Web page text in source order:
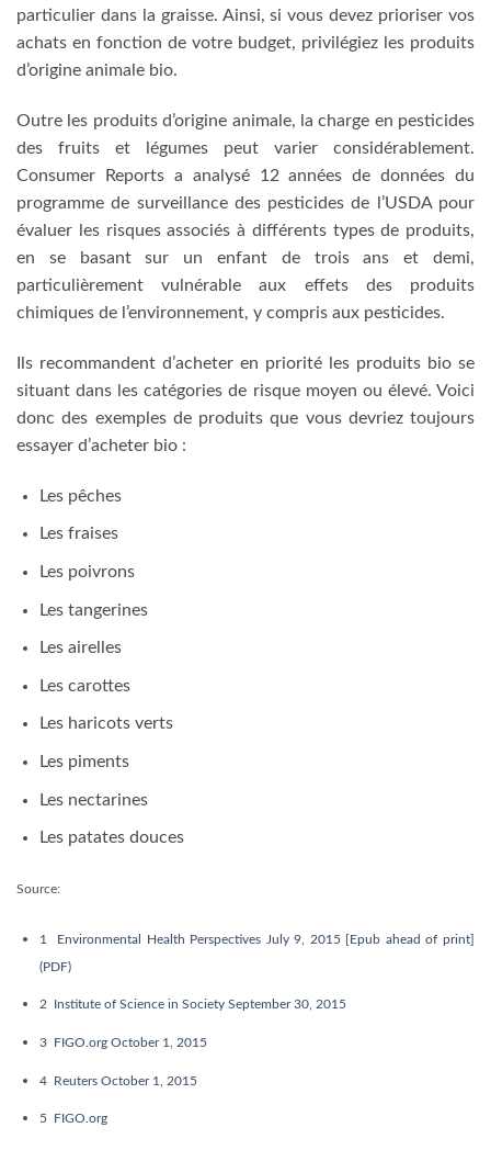
particulier dans la graisse. Ainsi, si vous devez prioriser vos
achats en fonction de votre budget, privilégiez les produits
d’origine animale bio.
Outre les produits d’origine animale, la charge en pesticides
des fruits et légumes peut varier considérablement.
Consumer Reports a analysé 12 années de données du
programme de surveillance des pesticides de l’USDA pour
évaluer les risques associés à différents types de produits,
en se basant sur un enfant de trois ans et demi,
particulièrement vulnérable aux effets des produits
chimiques de l’environnement, y compris aux pesticides.
Ils recommandent d’acheter en priorité les produits bio se
situant dans les catégories de risque moyen ou élevé. Voici
donc des exemples de produits que vous devriez toujours
essayer d’acheter bio :
Les pêches
Les fraises
Les poivrons
Les tangerines
Les airelles
Les carottes
Les haricots verts
Les piments
Les nectarines
Les patates douces
Source:
1 Environmental Health Perspectives July 9, 2015 [Epub ahead of print]
(PDF)
2 Institute of Science in Society September 30, 2015
3 FIGO.org October 1, 2015
4 Reuters October 1, 2015
5 FIGO.org